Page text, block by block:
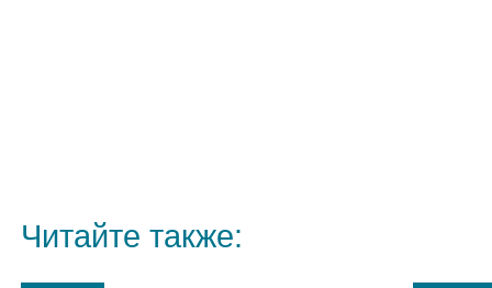
Читайте также: